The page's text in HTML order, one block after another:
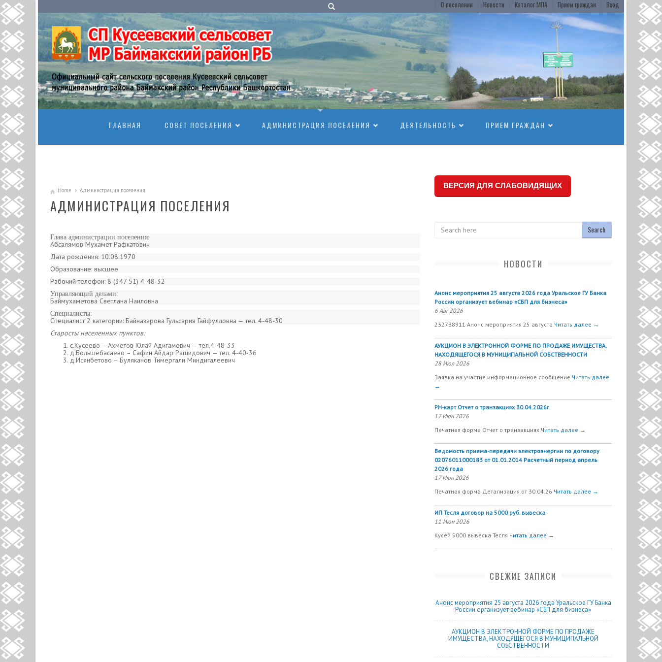
О поселении Новости Каталог МПА Прием граждан Вход
ГЛАВНАЯ
СОВЕТ ПОСЕЛЕНИЯ АДМИНИСТРАЦИЯ ПОСЕЛЕНИЯ ДЕЯТЕЛЬНОСТЬ ПРИЕМ ГРАЖДАН
Home Администрация поселения
АДМИНИСТРАЦИЯ ПОСЕЛЕНИЯ
Глава администрации поселения:
Абсалямов Мухамет Рафкатович
Дата рождения: 10.08.1970
Образование: высшее
Рабочий телефон: 8 (347 51) 4-48-32
Управляющий делами:
Баймухаметова Светлана Наиловна
Специалисты:
Специалист 2 категории: Байназарова Гульсария Гайфулловна — тел. 4-48-30
Старосты населенных пунктов:
с.Кусеево – Ахметов Юлай Адигамович — тел.4-48-33
д.Большебасаево – Сафин Айдар Рашидович — тел. 4-40-36
д.Исянбетово – Буляканов Тимергали Миндигалеевич
ВЕРСИЯ ДЛЯ СЛАБОВИДЯЩИХ
НОВОСТИ
Анонс мероприятия 25 августа 2026 года Уральское ГУ Банка
России организует вебинар «СБП для бизнеса»
6 Авг 2026
232738911 Анонс мероприятия 25 августа Читать далее →
АУКЦИОН В ЭЛЕКТРОННОЙ ФОРМЕ ПО ПРОДАЖЕ ИМУЩЕСТВА,
НАХОДЯЩЕГОСЯ В МУНИЦИПАЛЬНОЙ СОБСТВЕННОСТИ
28 Июл 2026
Заявка на участие информационное сообщение Читать далее
→
РН-карт Отчет о транзакциях 30.04.2026г.
17 Июн 2026
Печатная форма Отчет о транзакциях Читать далее →
Ведомость приема-передачи электроэнергии по договору
02076011000183 от 01.01.2014 Расчетный период апрель
2026 года
17 Июн 2026
Печатная форма Детализация от 30.04.26 Читать далее →
ИП Тесля договор на 5000 руб. вывеска
11 Июн 2026
Кусей 5000 вывеска Тесля Читать далее →
СВЕЖИЕ ЗАПИСИ
Анонс мероприятия 25 августа 2026 года Уральское ГУ Банка
России организует вебинар «СБП для бизнеса»
АУКЦИОН В ЭЛЕКТРОННОЙ ФОРМЕ ПО ПРОДАЖЕ
ИМУЩЕСТВА, НАХОДЯЩЕГОСЯ В МУНИЦИПАЛЬНОЙ
СОБСТВЕННОСТИ